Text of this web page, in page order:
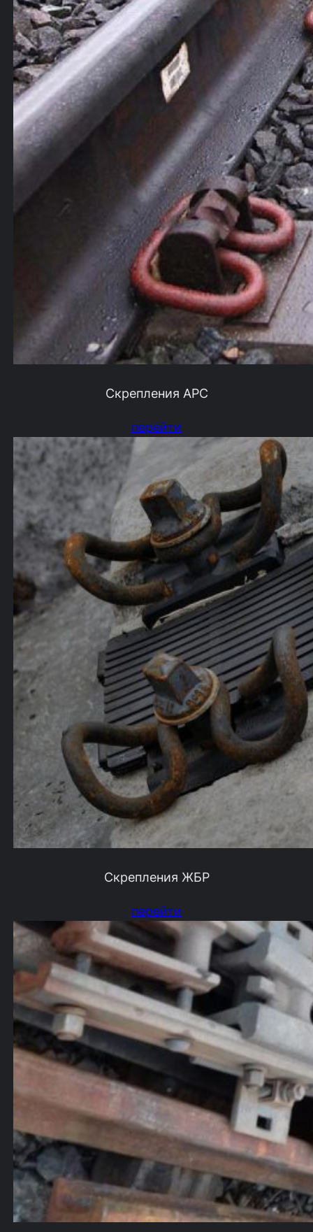
Скрепления АРС
перейти
Скрепления ЖБР
перейти